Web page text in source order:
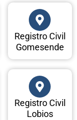
Registro Civil
Gomesende
Registro Civil
Lobios